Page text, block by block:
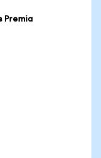
Premia